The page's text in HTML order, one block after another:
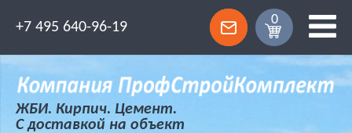
0
ЖБИ. Кирпич. Цемент.
С доставкой на объект
+7 495 640-96-19